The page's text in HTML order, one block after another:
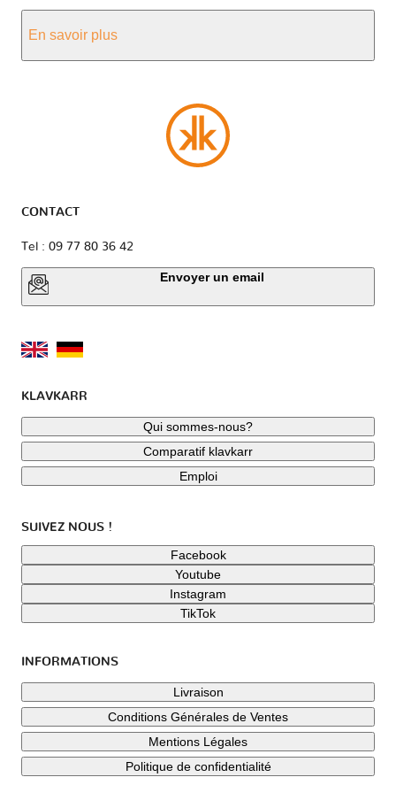
En savoir plus
CONTACT
Tel : 09 77 80 36 42
Envoyer un email
KLAVKARR
Qui sommes-nous?
Comparatif klavkarr
Emploi
SUIVEZ NOUS !
Facebook
Youtube
Instagram
TikTok
INFORMATIONS
Livraison
Conditions Générales de Ventes
Mentions Légales
Politique de confidentialité